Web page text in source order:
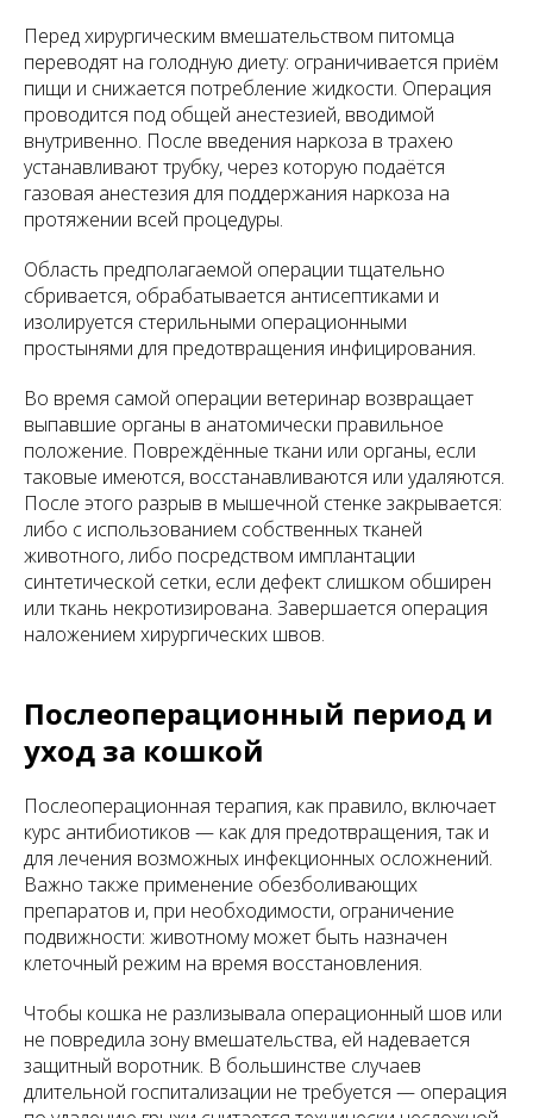
Перед хирургическим вмешательством питомца
переводят на голодную диету: ограничивается приём
пищи и снижается потребление жидкости. Операция
проводится под общей анестезией, вводимой
внутривенно. После введения наркоза в трахею
устанавливают трубку, через которую подаётся
газовая анестезия для поддержания наркоза на
протяжении всей процедуры.
Область предполагаемой операции тщательно
сбривается, обрабатывается антисептиками и
изолируется стерильными операционными
простынями для предотвращения инфицирования.
Во время самой операции ветеринар возвращает
выпавшие органы в анатомически правильное
положение. Повреждённые ткани или органы, если
таковые имеются, восстанавливаются или удаляются.
После этого разрыв в мышечной стенке закрывается:
либо с использованием собственных тканей
животного, либо посредством имплантации
синтетической сетки, если дефект слишком обширен
или ткань некротизирована. Завершается операция
наложением хирургических швов.
Послеоперационный период и
уход за кошкой
Послеоперационная терапия, как правило, включает
курс антибиотиков — как для предотвращения, так и
для лечения возможных инфекционных осложнений.
Важно также применение обезболивающих
препаратов и, при необходимости, ограничение
подвижности: животному может быть назначен
клеточный режим на время восстановления.
Чтобы кошка не разлизывала операционный шов или
не повредила зону вмешательства, ей надевается
защитный воротник. В большинстве случаев
длительной госпитализации не требуется — операция